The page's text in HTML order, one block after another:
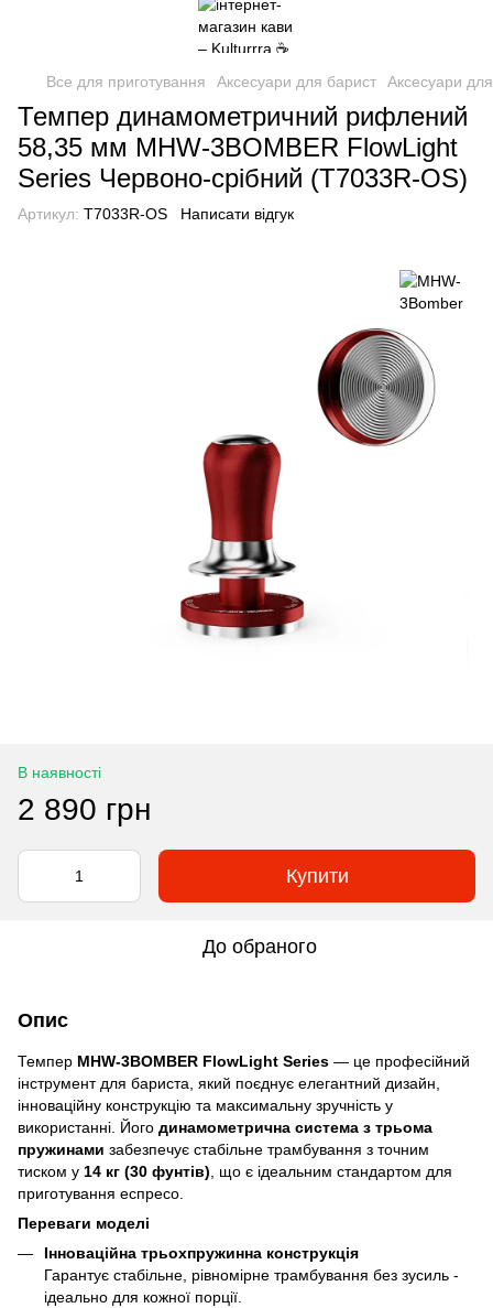
Все для приготування Аксесуари для барист Аксесуари
Темпер динамометричний рифлений
58,35 мм MHW-3BOMBER FlowLight
Series Червоно-срібний (T7033R-OS)
Артикул: T7033R-OS Написати відгук
В наявності
2 890 грн
Купити
До обраного
Опис
Темпер MHW-3BOMBER FlowLight Series — це професійний
інструмент для бариста, який поєднує елегантний дизайн,
інноваційну конструкцію та максимальну зручність у
використанні. Його динамометрична система з трьома
пружинами забезпечує стабільне трамбування з точним
тиском у 14 кг (30 фунтів) , що є ідеальним стандартом для
приготування еспресо.
Переваги моделі
Інноваційна трьохпружинна конструкція
Гарантує стабільне, рівномірне трамбування без зусиль -
ідеально для кожної порції.